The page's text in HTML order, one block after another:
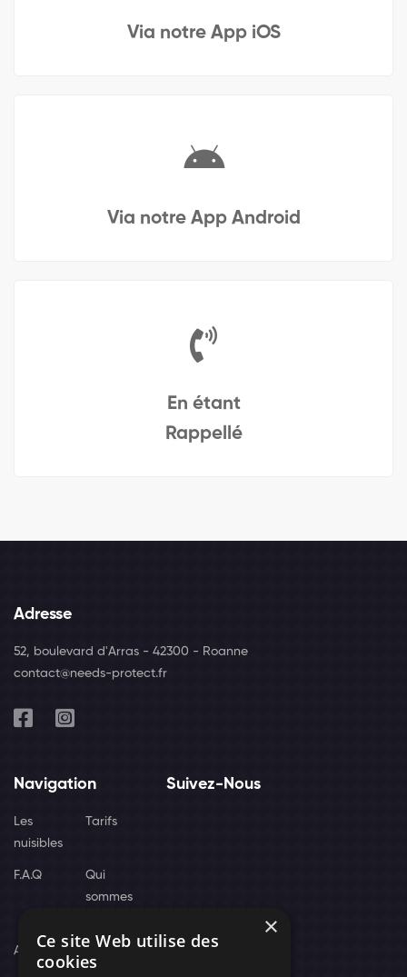
Via notre App iOS
Via notre App Android
En étant
Rappellé
Adresse
52, boulevard d'Arras - 42300 - Roanne
contact@needs-protect.fr
Navigation
Les
nuisibles
Tarifs
F.A.Q
Qui
sommes
Actus
Suivez-Nous
×
Ce site Web utilise des
cookies